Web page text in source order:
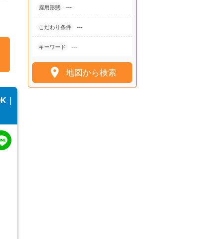
雇用形態 ---
こだわり条件 ---
キーワード ---
 地図から検索
｜